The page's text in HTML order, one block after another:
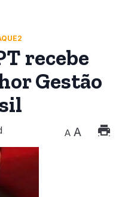
recebe
Gestão
A A